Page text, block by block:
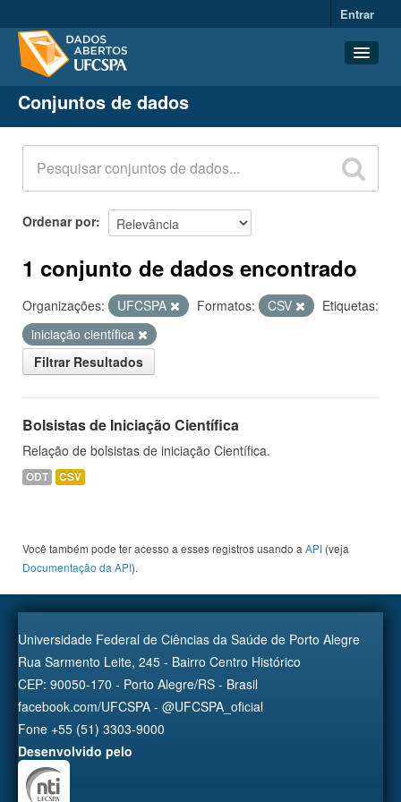
Entrar
Conjuntos de dados
Organizações
Grupos
Sobre
Conjuntos de dados
Ordenar por
1 conjunto de dados encontrado
Organizações: UFCSPA Formatos: CSV
Etiquetas:
iniciação científica
Filtrar Resultados
Bolsistas de Iniciação Científica
Relação de bolsistas de iniciação Científica.
ODT CSV
Você também pode ter acesso a esses registros usando a API (veja
Documentação da API).
Universidade Federal de Ciências da Saúde de Porto Alegre
Rua Sarmento Leite, 245 - Bairro Centro Histórico
CEP: 90050-170 - Porto Alegre/RS - Brasil
facebook.com/UFCSPA - @UFCSPA_oficial
Fone +55 (51) 3303-9000
Desenvolvido pelo